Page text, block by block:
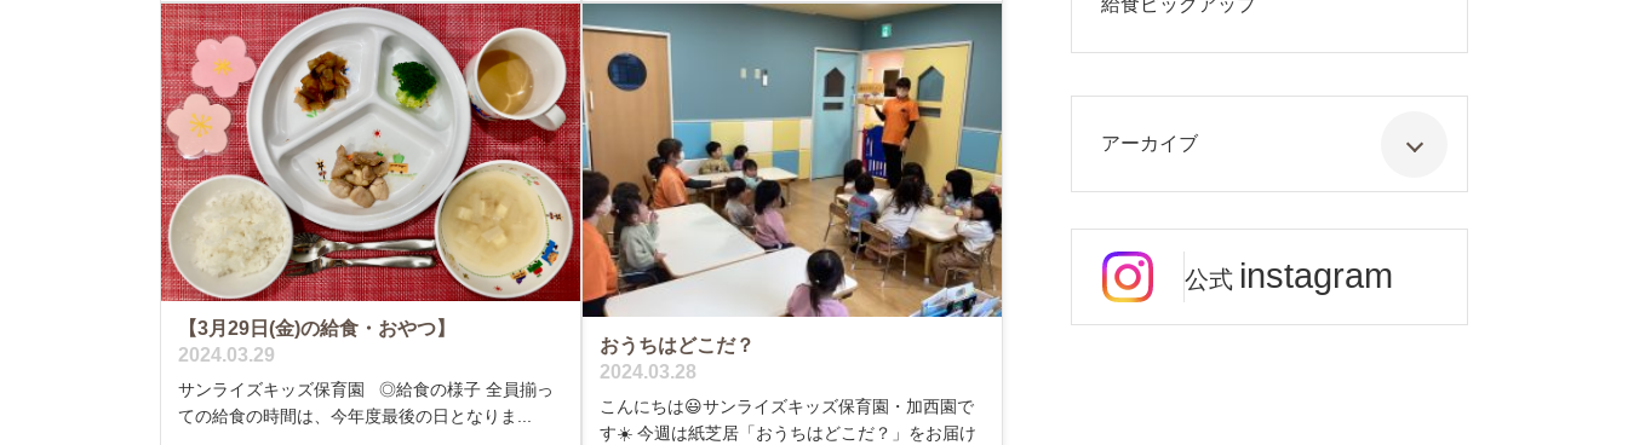
【3月29日(金)の給食・おやつ】
2024.03.29
サンライズキッズ保育園 ◎給食の様子 全員揃っ
ての給食の時間は、今年度最後の日となりま...
おうちはどこだ？
2024.03.28
こんにちは😃サンライズキッズ保育園・加西園で
す☀️ 今週は紙芝居「おうちはどこだ？」をお届け
給食ピックアップ
アーカイブ
公式 instagram